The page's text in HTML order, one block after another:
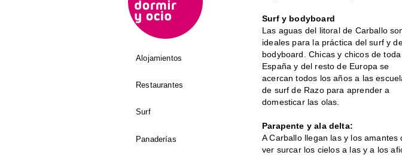
Surf y bodyboard
Las aguas del litoral de Carballo
ideales para la práctica del surf y
bodyboard. Chicas y chicos de toda
España y del resto de Europa se
acercan todos los años a las
de surf de Razo para aprender a
domesticar las olas.
Parapente y ala delta:
A Carballo llegan las y los
ver surcar los cielos a las y a los
Alojamientos
Restaurantes
Surf
Panaderías